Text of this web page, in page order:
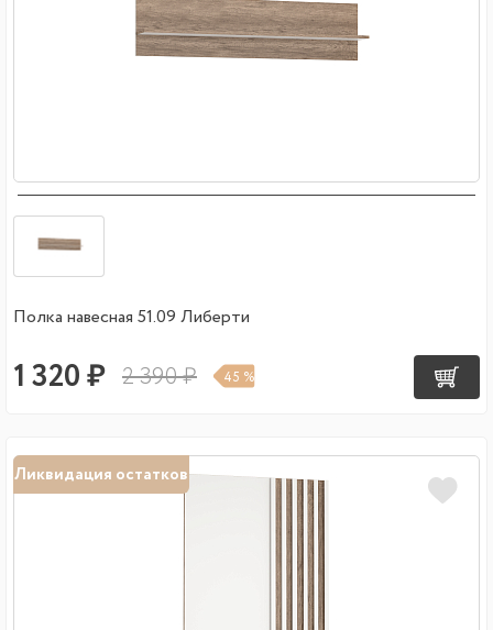
Полка навесная 51.09 Либерти
1 320 ₽ 2 390 ₽ 45 %
Ликвидация остатков